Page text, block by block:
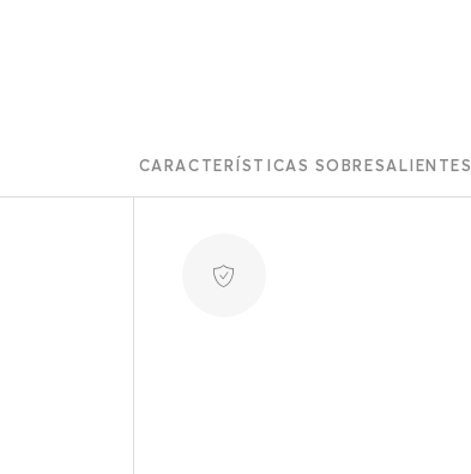
CARACTERÍSTICAS SOBRESALIENTES